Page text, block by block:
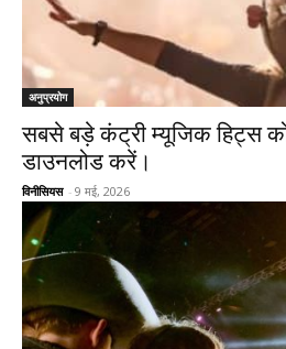
अनुप्रयोग
सबसे बड़े कंट्री म्यूजिक हिट्स
डाउनलोड करें।
विनीसियस - 9 मई, 2026